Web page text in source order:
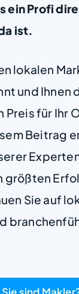
ein Profi
ist.
lokalen
und Ihnen
für Ihr
Beitrag
größten
Sie auf
Sie sind